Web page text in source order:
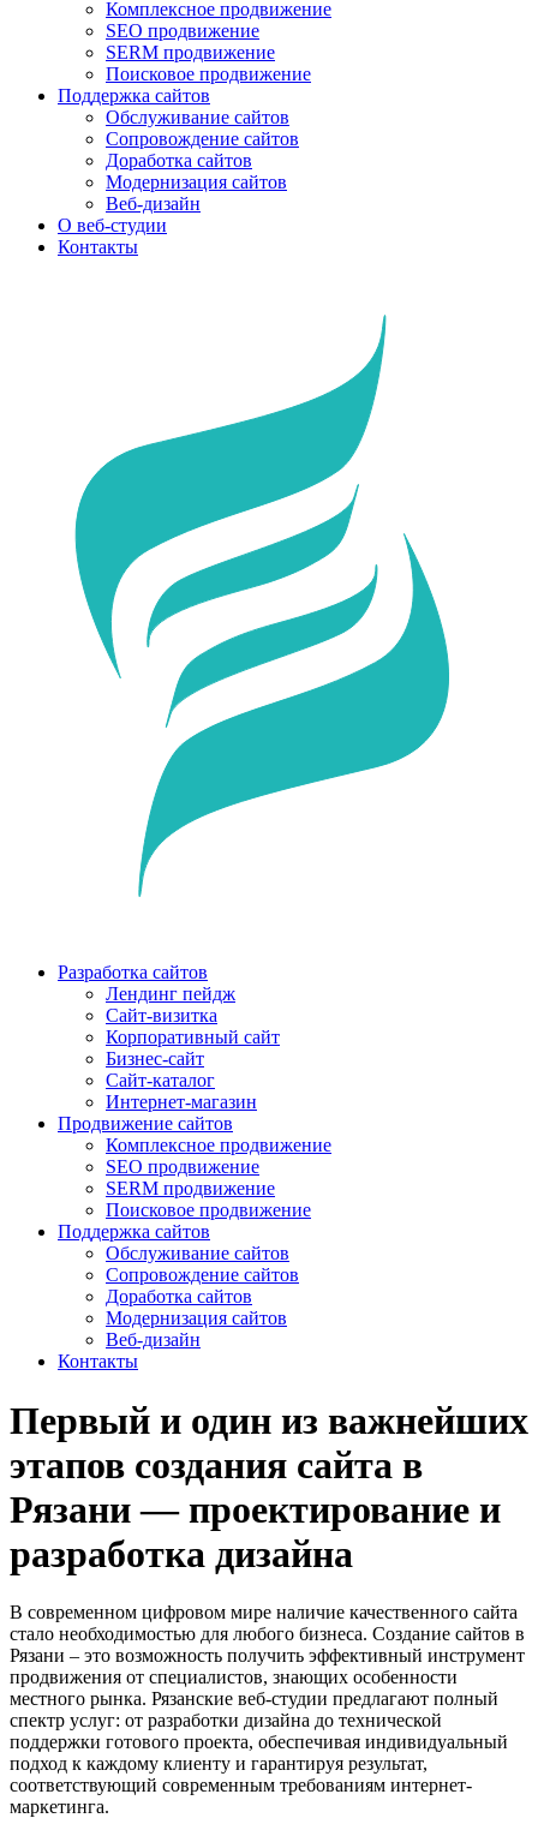
Комплексное продвижение
SEO продвижение
SERM продвижение
Поисковое продвижение
Поддержка сайтов
Обслуживание сайтов
Сопровождение сайтов
Доработка сайтов
Модернизация сайтов
Веб-дизайн
О веб-студии
Контакты
Разработка сайтов
Лендинг пейдж
Сайт-визитка
Корпоративный сайт
Бизнес-сайт
Сайт-каталог
Интернет-магазин
Продвижение сайтов
Комплексное продвижение
SEO продвижение
SERM продвижение
Поисковое продвижение
Поддержка сайтов
Обслуживание сайтов
Сопровождение сайтов
Доработка сайтов
Модернизация сайтов
Веб-дизайн
Контакты
Первый и один из важнейших
этапов создания сайта в
Рязани — проектирование и
разработка дизайна
В современном цифровом мире наличие качественного сайта
стало необходимостью для любого бизнеса. Создание сайтов в
Рязани – это возможность получить эффективный инструмент
продвижения от специалистов, знающих особенности
местного рынка. Рязанские веб-студии предлагают полный
спектр услуг: от разработки дизайна до технической
поддержки готового проекта, обеспечивая индивидуальный
подход к каждому клиенту и гарантируя результат,
соответствующий современным требованиям интернет-
маркетинга.